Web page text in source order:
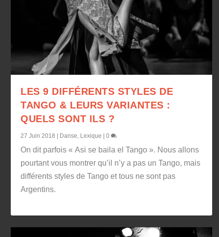
LES 9 DIFFÉRENTS STYLES DE
TANGO & LEURS VARIANTES :
QUELS SONT ILS ?
27 Juin 2018 Danse, Lexique |0
On dit parfois « Asi se baila el Tango ». Nous allons
pourtant vous montrer qu’il n’y a pas un Tango, mais
différents styles de Tango et tous ne sont pas
Argentins.